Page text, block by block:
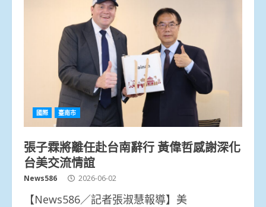
國際 臺南市
張子霖將離任赴台南辭行 黃偉哲感謝深化
台美交流情誼
News586 2026-06-02
【News586／記者張淑慧報導】美